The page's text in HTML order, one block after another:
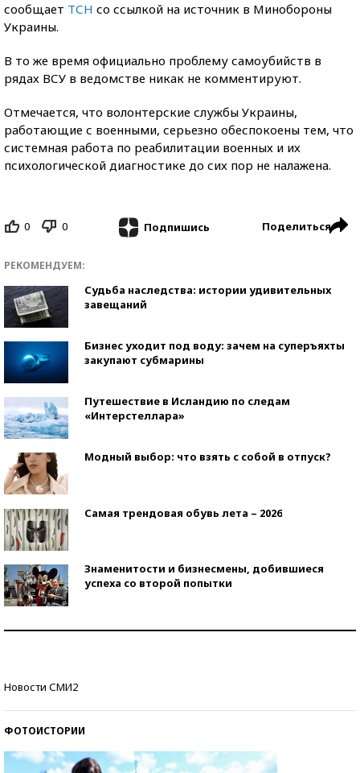
сообщает ТСН со ссылкой на источник в Минобороны
Украины.
В то же время официально проблему самоубийств в
рядах ВСУ в ведомстве никак не комментируют.
Отмечается, что волонтерские службы Украины,
работающие с военными, серьезно обеспокоены тем, что
системная работа по реабилитации военных и их
психологической диагностике до сих пор не налажена.
0 0 Подпишись Поделиться
РЕКОМЕНДУЕМ:
Судьба наследства: истории удивительных
завещаний
Бизнес уходит под воду: зачем на суперъяхты
закупают субмарины
Путешествие в Исландию по следам
«Интерстеллара»
Модный выбор: что взять с собой в отпуск?
Самая трендовая обувь лета – 2026
Знаменитости и бизнесмены, добившиеся
успеха со второй попытки
Новости СМИ2
ФОТОИСТОРИИ